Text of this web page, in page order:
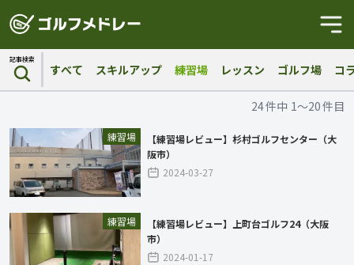
記事検索
すべて スキルアップ 練習場 レッスン ゴルフ場 コ
24件中 1〜20件目
練習場
【練習場レビュー】杉村ゴルフセンター（大
阪市）
2024-03-27
練習場
【練習場レビュー】上町台ゴルフ24（大阪
市）
2024-01-17